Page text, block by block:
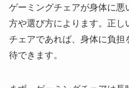
ゲーミングチェアが身体に悪
方や選び方によります。正し
チェアであれば、身体に負担
待できます。